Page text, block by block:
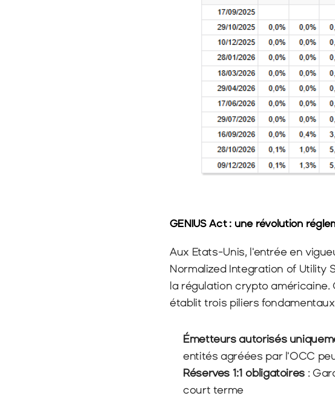
GENIUS Act : une révolution
Aux Etats-Unis, l'entrée en
Normalized Integration of Utility
la régulation crypto
établit trois piliers fondamentaux
Émetteurs autorisés
entités agréées par l'OCC
Réserves 1:1 obligatoires :
court terme